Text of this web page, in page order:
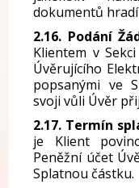
dokumentů
2.16. Podání
Klientem v
Úvěrujícího
popsanými ve
svoji vůli Úvěr
2.17. Termín
je Klient
Peněžní účet
Splatnou částku.